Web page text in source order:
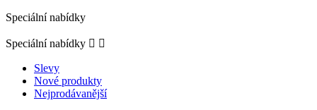
Speciální nabídky
Speciální nabídky  
Slevy
Nové produkty
Nejprodávanější